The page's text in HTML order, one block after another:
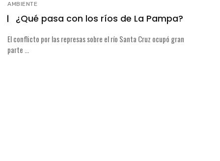
AMBIENTE
¿Qué pasa con los ríos de La Pampa?
El conflicto por las represas sobre el río Santa Cruz ocupó gran
parte ...